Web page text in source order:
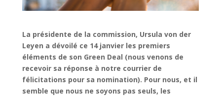
La présidente de la commission, Ursula von der
Leyen a dévoilé ce 14 janvier les premiers
éléments de son Green Deal (nous venons de
recevoir sa réponse à notre courrier de
félicitations pour sa nomination). Pour nous, et il
semble que nous ne soyons pas seuls, les